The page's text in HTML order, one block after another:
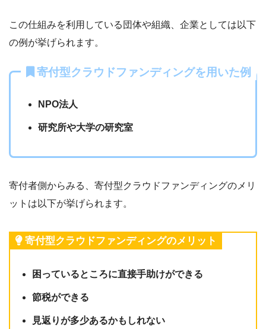
この仕組みを利用している団体や組織、企業としては以下
の例が挙げられます。
寄付型クラウドファンディングを用いた例
NPO法人
研究所や大学の研究室
寄付者側からみる、寄付型クラウドファンディングのメリ
ットは以下が挙げられます。
寄付型クラウドファンディングのメリット
困っているところに直接手助けができる
節税ができる
見返りが多少あるかもしれない